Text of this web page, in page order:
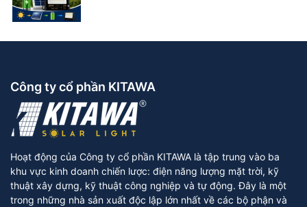
Công ty cổ phần KITAWA
Hoạt động của Công ty cổ phần KITAWA là tập trung vào ba
khu vực kinh doanh chiến lược: điện năng lượng mặt trời, kỹ
thuật xây dựng, kỹ thuật công nghiệp và tự động. Đây là một
trong những nhà sản xuất độc lập lớn nhất về các bộ phận và